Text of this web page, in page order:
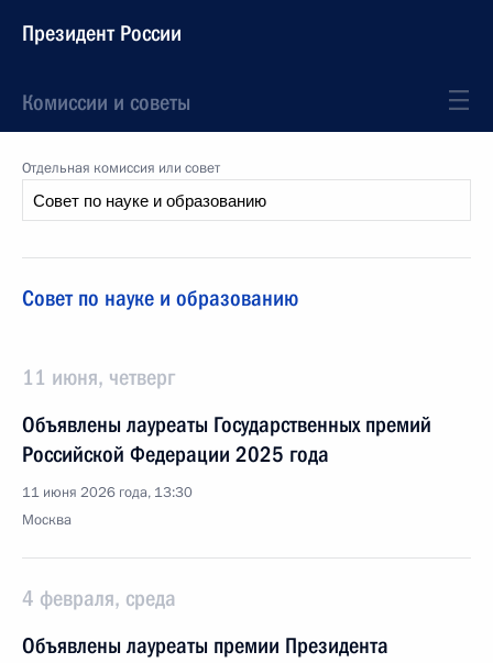
Президент России
Комиссии и советы
Отдельная комиссия или совет
Совет по науке и образованию
11 июня, четверг
Объявлены лауреаты Государственных премий
Российской Федерации 2025 года
11 июня 2026 года, 13:30
Москва
4 февраля, среда
Объявлены лауреаты премии Президента